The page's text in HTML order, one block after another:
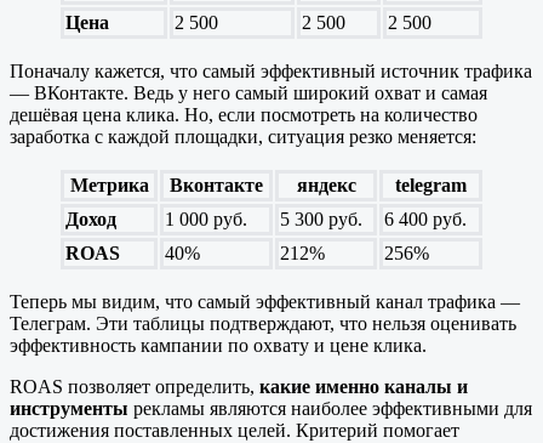
Цена
2 500 2 500 2 500
Поначалу кажется, что самый эффективный источник трафика
— ВКонтакте. Ведь у него самый широкий охват и самая
дешёвая цена клика. Но, если посмотреть на количество
заработка с каждой площадки, ситуация резко меняется:
Метрика Вконтакте яндекс
telegram
Доход
1 000 руб. 5 300 руб.
6 400 руб.
ROAS
40% 212% 256%
Теперь мы видим, что самый эффективный канал трафика —
Телеграм. Эти таблицы подтверждают, что нельзя оценивать
эффективность кампании по охвату и цене клика.
ROAS позволяет определить, какие именно каналы и
инструменты рекламы являются наиболее эффективными для
достижения поставленных целей. Критерий помогает